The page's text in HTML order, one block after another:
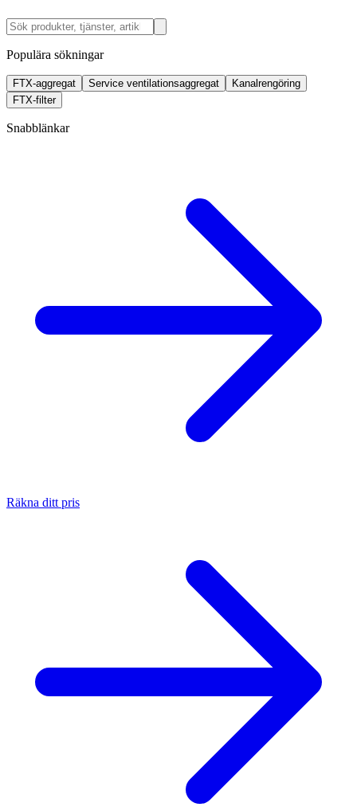
Populära sökningar
FTX-aggregat Service ventilationsaggregat
Kanalrengöring
FTX-filter
Snabblänkar
Räkna ditt pris